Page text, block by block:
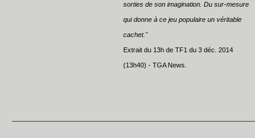
sorties de son imagination. Du sur-mesure
qui donne à ce jeu populaire un véritable
cachet."
Extrait du 13h de TF1 du 3 déc. 2014
(13h40) - TGA News.